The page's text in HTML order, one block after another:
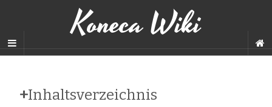
Koneca Wiki
+Inhaltsverzeichnis